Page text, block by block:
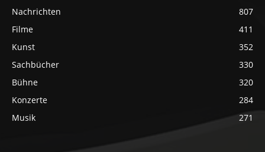
Nachrichten
807
Filme
411
Kunst
352
Sachbücher
330
Bühne
320
Konzerte
284
Musik
271